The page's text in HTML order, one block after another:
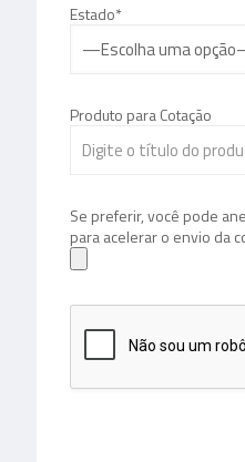
Estado*
Produto para Cotação
Se preferir, você pode
para acelerar o envio da